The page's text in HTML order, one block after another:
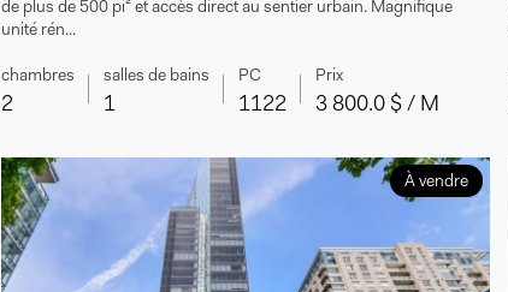
de plus de 500 pi² et accès direct au sentier urbain. Magnifique
unité rén...
chambres
2
salles de bains
1
PC
1122
Prix
3 800.0 $ / M
À vendre